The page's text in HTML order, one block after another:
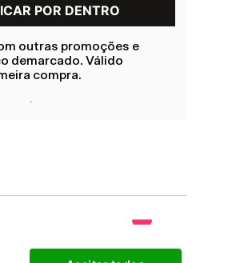
outras promoções e
demarcado. Válido
compra.